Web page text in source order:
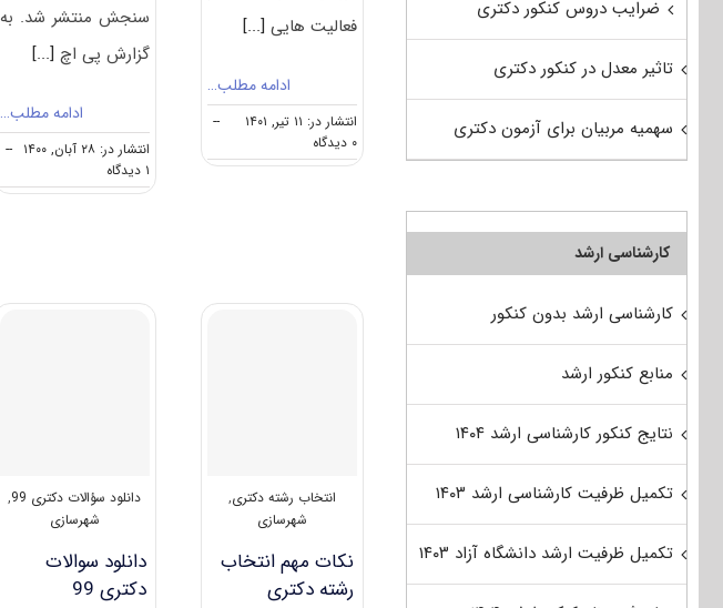
فعالیت هایی[...]
ادامه مطلب…
انتشار در: ۱۱ تیر, ۱۴۰۱
--
۰ دیدگاه
on
گرایش
سنجش منتشر شد. به
گزارش پی اچ [...]
ادامه مطلب…
انتشار در: ۲۸ آبان, ۱۴۰۰
--
۱ دیدگاه
دانلود
انتخاب رشته دکتری,
شهرسازی
نکات مهم انتخاب
رشته دکتری
دانلود سؤالات دکتری 99
,
شهرسازی
دانلود سوالات
دکتری 99
ضرایب دروس کنکور دکتری
تاثیر معدل در کنکور دکتری
سهمیه مربیان برای آزمون دکتری
کارشناسی ارشد
کارشناسی ارشد بدون کنکور
منابع کنکور ارشد
نتایج کنکور کارشناسی ارشد ۱۴۰۴
تکمیل ظرفیت کارشناسی ارشد ۱۴۰۳
تکمیل ظرفیت ارشد دانشگاه آزاد ۱۴۰۳